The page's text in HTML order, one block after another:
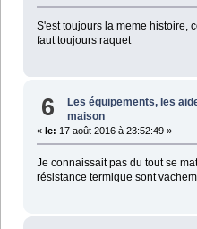
S'est toujours la meme histoire,
faut toujours raquet
6 Les équipements, les
maison
« le: 17 août 2016 à 23:52:49 »
Je connaissait pas du tout se
résistance termique sont